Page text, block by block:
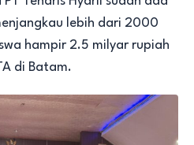
lebih dari 2000
hampir 2.5 milyar rupiah
di Batam.